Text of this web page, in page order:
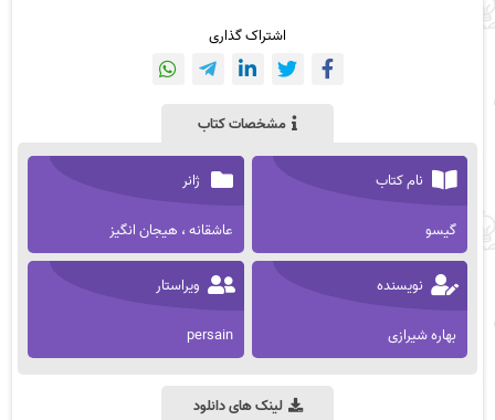
اشتراک گذاری
مشخصات کتاب
نام کتاب
گیسو
ژانر
عاشقانه ، هیجان انگیز
نویسنده
بهاره شیرازی
ویراستار
persain
لینک های دانلود